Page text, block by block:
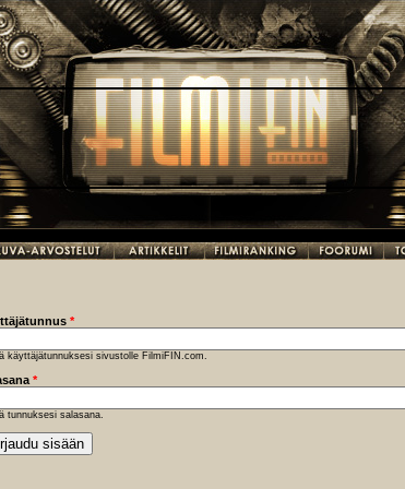
*
käyttäjätunnuksesi sivustolle FilmiFIN.com.
*
tunnuksesi salasana.